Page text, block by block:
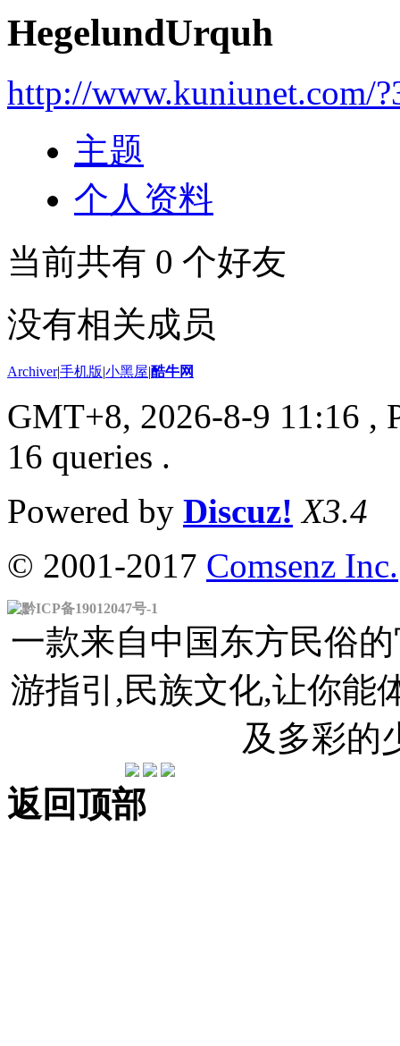
HegelundUrquh
http://www.kuniunet.com/
主题
个人资料
当前共有 0 个好友
没有相关成员
Archiver|手机版|小黑屋|酷牛网
GMT+8, 2026-8-9 11:16 ,
16 queries .
Powered by Discuz! X3.4
© 2001-2017 Comsenz Inc.
黔ICP备19012047号-1
一款来自中国东方民俗
游指引,民族文化,让你能
及多彩的
返回顶部